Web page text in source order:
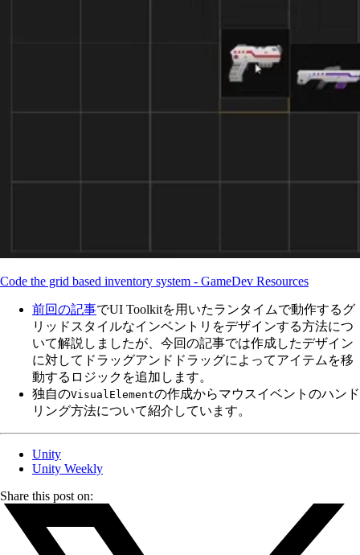
Code the grid based inventory system - GameDev Resources
前回の記事でUI Toolkitを用いたランタイムで動作するグ
リッドスタイルなインベントリをデザインする方法につ
いて解説しましたが、今回の記事では作成したデザイン
に対してドラッグアンドドラッグによってアイテムを移
動するロジックを追加します。
独自のVisualElementの作成からマウスイベントのハンド
リング方法について紹介しています。
Unity
Unity Weekly
Share this post on: